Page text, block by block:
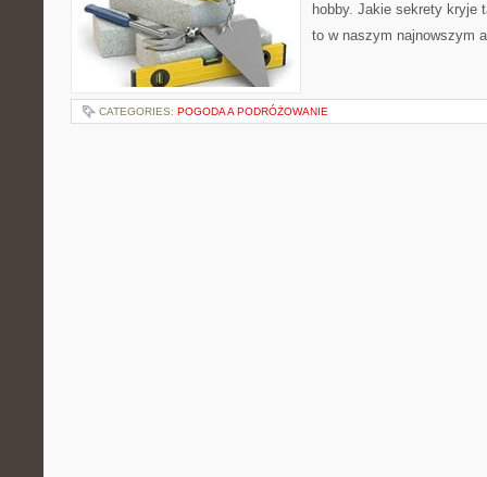
hobby. Jakie sekrety kryje
to w naszym najnowszym
CATEGORIES: POGODA A PODRÓŻOWANIE